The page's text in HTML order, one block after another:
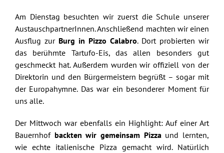
Am Dienstag besuchten wir zuerst die Schule unserer
AustauschpartnerInnen. Anschließend machten wir einen
Ausflug zur Burg in Pizzo Calabro. Dort probierten wir
das berühmte Tartufo-Eis, das allen besonders gut
geschmeckt hat. Außerdem wurden wir offiziell von der
Direktorin und den Bürgermeistern begrüßt – sogar mit
der Europahymne. Das war ein besonderer Moment für
uns alle.
Der Mittwoch war ebenfalls ein Highlight: Auf einer Art
Bauernhof backten wir gemeinsam Pizza und lernten,
wie echte italienische Pizza gemacht wird. Natürlich